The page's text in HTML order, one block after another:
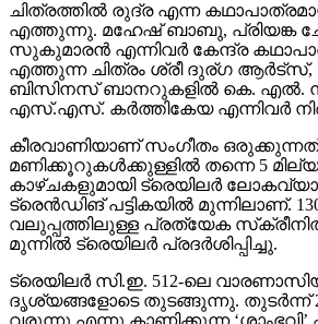
ചിത്രത്തില്‍ രുദ്ര എന്ന
എത്തുന്നു. മഹേഷ് ബാബു, പ്രിയങ്ക
സുകുമാരന്‍ എന്നിവര്‍ കേന്ദ്ര
എത്തുന്ന ചിത്രം ശ്രീ ദുര്ഗ
ബിസിനസ് ബാനറുകളില്‍ കെ. എല്‍.
എസ്.എസ്. കര്‍ത്തികേയ എന്നിവര്‍
കീരവാണിയാണ് സംഗീതം
മണിക്കൂറുകള്‍ക്കുള്ളില്‍ തന്നെ 5
കാഴ്ചകളുമായി ട്രെയിലര്‍
ട്രെന്‍ഡിങ് പട്ടികയില്‍ മുന്നിലാണ്.
വലുപ്പത്തിലുള്ള പ്രത്യേക
മുന്നില്‍ ട്രെയിലര്‍ പ്രദര്‍ശിപ്പിച്ചു.
ട്രെയിലര്‍ സി.ഇ. 512-ലെ
ദൃശ്യങ്ങളോടെ തുടങ്ങുന്നു. തുടര്‍ന്ന്
വരുന്നു എന്നു കാണിക്കുന്ന